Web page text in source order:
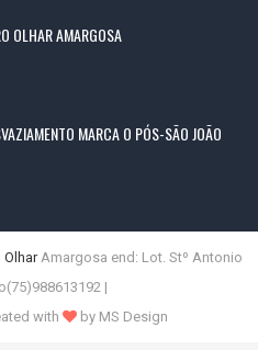
OLHAR AMARGOSA
MARCA O PÓS-SÃO JOÃO
OlharAmargosa end: Lot. Stº Antonio
|
with by MS Design